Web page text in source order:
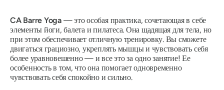
CA Barre Yoga — это особая практика, сочетающая в себе
элементы йоги, балета и пилатеса. Она щадящая для тела, но
при этом обеспечивает отличную тренировку. Вы сможете
двигаться грациозно, укреплять мышцы и чувствовать себя
более уравновешенно — и все это за одно занятие! ​​Ее
особенность в том, что она помогает одновременно
чувствовать себя спокойно и сильно.